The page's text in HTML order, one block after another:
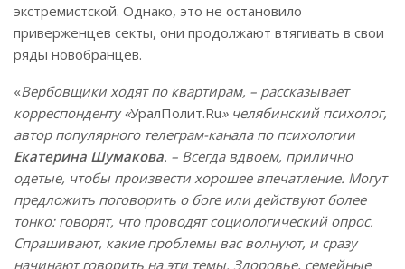
экстремистской. Однако, это не остановило
приверженцев секты, они продолжают втягивать в свои
ряды новобранцев.
«Вербовщики ходят по квартирам, – рассказывает
корреспонденту «УралПолит.Ru» челябинский психолог,
автор популярного телеграм-канала по психологии
Екатерина Шумакова. – Всегда вдвоем, прилично
одетые, чтобы произвести хорошее впечатление. Могут
предложить поговорить о боге или действуют более
тонко: говорят, что проводят социологический опрос.
Спрашивают, какие проблемы вас волнуют, и сразу
начинают говорить на эти темы. Здоровье, семейные